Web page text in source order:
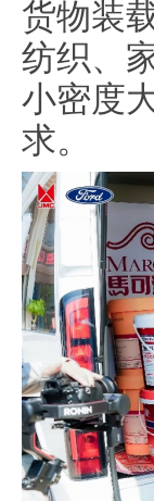
货物装
纺织、
小密度
求。